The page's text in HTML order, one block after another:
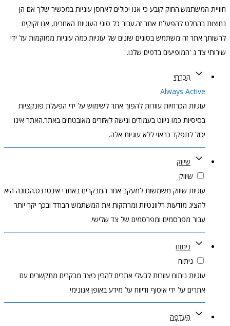
חוויית המשתמש.החוק קובע כי אנו יכולים לאחסן עוגיות במכשיר שלך אם הן
נחוצות בהחלט להפעלת אתר זה.עבור כל סוגי העוגיות האחרים, אנו זקוקים
לרשותך.אתר זה משתמש בסוגים שונים של עוגיות.כמה עוגיות ממוקמות על ידי
שירותי צד ג 'המופיעים בדפים שלנו.
הֶכְרֵחִי
Always Active
עוגיות הכרחיות עוזרות להפוך אתר לשימוש על ידי הפעלת פונקציות
בסיסיות כמו ניווט בעמודים וגישה לאזורים מאובטחים באתר.האתר אינו
יכול לתפקד כראוי ללא עוגיות אלה.
שיווק
שיווק
עוגיות שיווק משמשות למעקב אחר המבקרים באתרי אינטרנט.הכוונה היא
להציג מודעות רלוונטיות ומרתקות את המשתמש הבודד ובכך יקר יותר
עבור מפרסמים ומפרסמים של צד שלישי.
ניתוח
ניתוח
עוגיות ניתוח עוזרות לבעלי אתרים להבין כיצד מבקרים מתקשרים עם
אתרים על ידי איסוף ודיווח על מידע באופן אנונימי.
הַעֲדָפָה